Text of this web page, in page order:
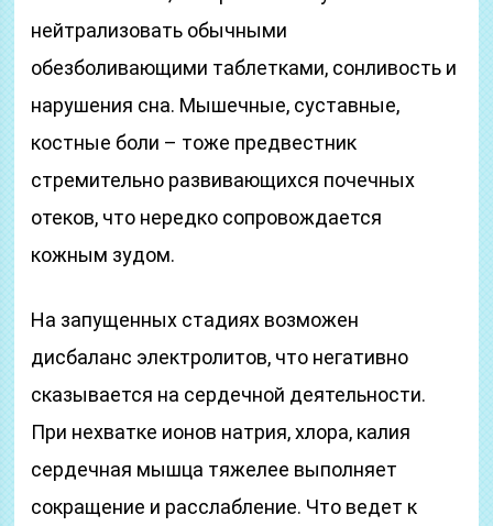
нейтрализовать обычными
обезболивающими таблетками, сонливость и
нарушения сна. Мышечные, суставные,
костные боли – тоже предвестник
стремительно развивающихся почечных
отеков, что нередко сопровождается
кожным зудом.
На запущенных стадиях возможен
дисбаланс электролитов, что негативно
сказывается на сердечной деятельности.
При нехватке ионов натрия, хлора, калия
сердечная мышца тяжелее выполняет
сокращение и расслабление. Что ведет к